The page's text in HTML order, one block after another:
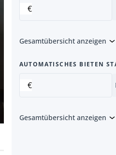
Artikel
€
Gesamtübersicht anzeigen
AUTOMATISCHES BIETEN
€
Gesamtübersicht anzeigen